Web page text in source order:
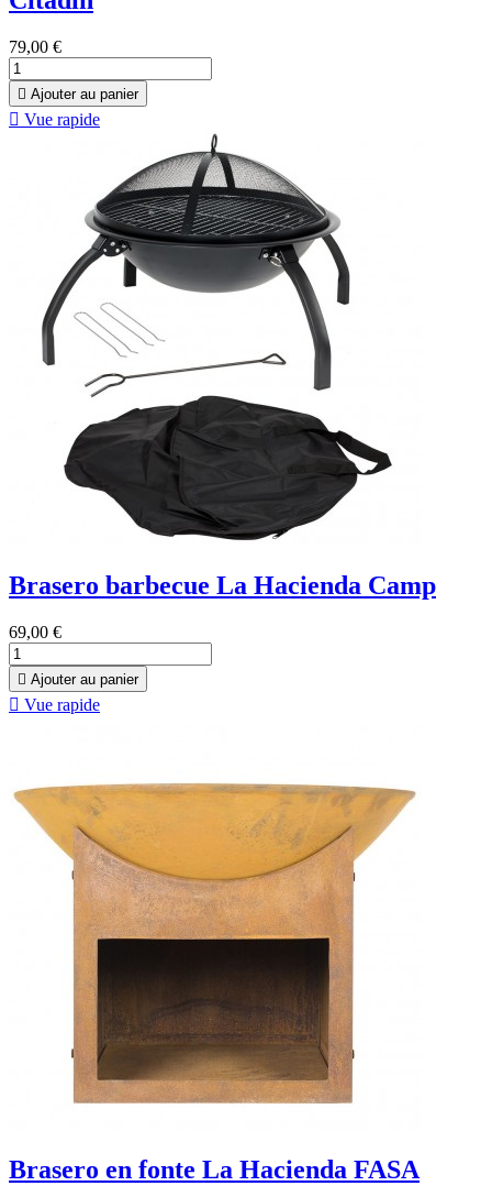
79,00 €
 Ajouter au panier
 Vue rapide
Brasero barbecue La Hacienda Camp
69,00 €
 Ajouter au panier
 Vue rapide
Brasero en fonte La Hacienda FASA